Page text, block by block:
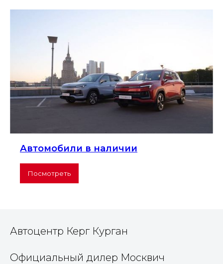
Автомобили в наличии
Посмотреть
Автоцентр Керг Курган
Официальный дилер Москвич